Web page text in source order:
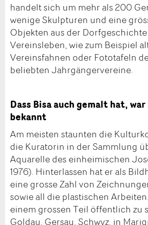
handelt sich um mehr als 200
wenige Skulpturen und eine
Objekten aus der
Vereinsleben, wie zum Beispiel
Vereinsfahnen oder Fototafeln
beliebten Jahrgängervereine.
Dass Bisa auch gemalt hat,
bekannt
Am meisten staunten die
die Kuratorin in der Sammlung
Aquarelle des einheimischen
1976). Hinterlassen hat er als
eine grosse Zahl von
sowie all die plastischen
einem grossen Teil öffentlich zu
Goldau, Gersau, Schwyz, in